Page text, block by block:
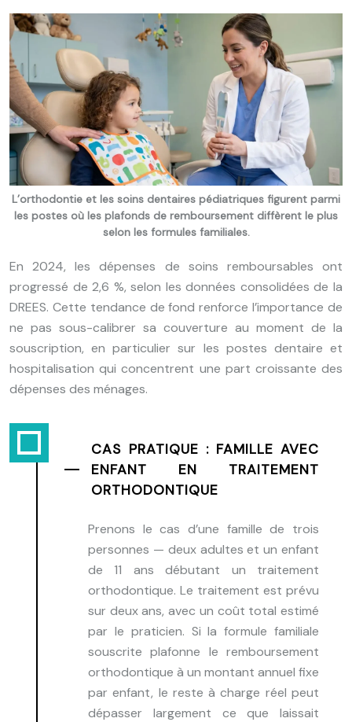
L’orthodontie et les soins dentaires pédiatriques figurent parmi
les postes où les plafonds de remboursement diffèrent le plus
selon les formules familiales.
En 2024, les dépenses de soins remboursables ont
progressé de 2,6 %, selon les données consolidées de la
DREES. Cette tendance de fond renforce l’importance de
ne pas sous-calibrer sa couverture au moment de la
souscription, en particulier sur les postes dentaire et
hospitalisation qui concentrent une part croissante des
dépenses des ménages.
CAS PRATIQUE : FAMILLE AVEC
ENFANT EN TRAITEMENT
ORTHODONTIQUE
Prenons le cas d’une famille de trois
personnes — deux adultes et un enfant
de 11 ans débutant un traitement
orthodontique. Le traitement est prévu
sur deux ans, avec un coût total estimé
par le praticien. Si la formule familiale
souscrite plafonne le remboursement
orthodontique à un montant annuel fixe
par enfant, le reste à charge réel peut
dépasser largement ce que laissait